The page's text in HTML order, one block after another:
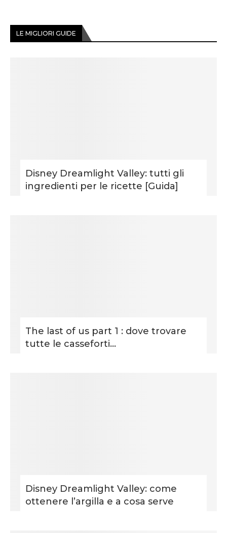
LE MIGLIORI GUIDE
Disney Dreamlight Valley: tutti gli
ingredienti per le ricette [Guida]
The last of us part 1 : dove trovare
tutte le casseforti...
Disney Dreamlight Valley: come
ottenere l’argilla e a cosa serve